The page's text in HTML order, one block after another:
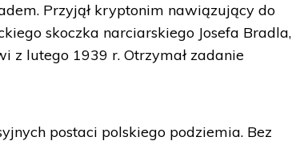
Przyjął kryptonim nawiązujący do
skoczka narciarskiego Josefa Bradla,
z lutego 1939 r. Otrzymał zadanie
postaci polskiego podziemia. Bez